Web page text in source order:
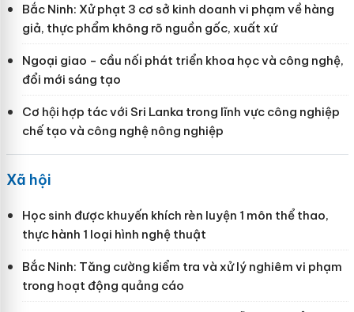
Bắc Ninh: Xử phạt 3 cơ sở kinh doanh vi phạm về hàng
giả, thực phẩm không rõ nguồn gốc, xuất xứ
Ngoại giao - cầu nối phát triển khoa học và công nghệ,
đổi mới sáng tạo
Cơ hội hợp tác với Sri Lanka trong lĩnh vực công nghiệp
chế tạo và công nghệ nông nghiệp
Xã hội
Học sinh được khuyến khích rèn luyện 1 môn thể thao,
thực hành 1 loại hình nghệ thuật
Bắc Ninh: Tăng cường kiểm tra và xử lý nghiêm vi phạm
trong hoạt động quảng cáo